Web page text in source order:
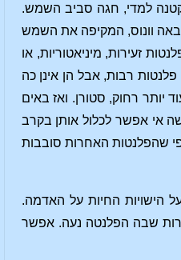
למדי, חגה סביב השמש.
מרקורי הוא פלנטה קטנה, וההקפה שלו סביב השמש לוקחת זמן קצר, בערך 90 יום. ואז באה וונוס, המקיפה את השמש
זעירות, מיניאטוריות, או
רבות, אבל הן אינן כה
יותר רחוק, סטורן. ואז באים
אי אפשר לכלול אותן בקרב
שהפלנטות האחרות סובבות
הישויות החיות על האדמה.
שבה הפלנטה נעה. אפשר